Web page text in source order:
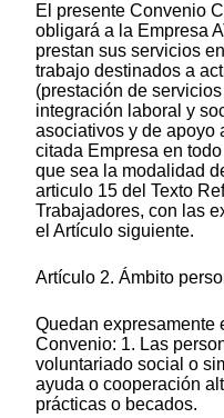
El presente Convenio
obligará a la Empresa
prestan sus servicios
trabajo destinados a
(prestación de
integración laboral y
asociativos y de apoyo
citada Empresa en
que sea la modalidad
articulo 15 del Texto
Trabajadores, con las
el Artículo siguiente.
Artículo 2. Ámbito
Quedan expresamente
Convenio: 1. Las
voluntariado social o
ayuda o cooperación
prácticas o becados.